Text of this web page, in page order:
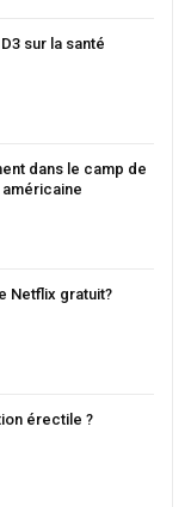
sur la santé
dans le camp de
Netflix gratuit?
érectile ?